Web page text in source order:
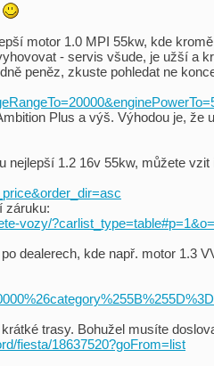
motor 1.0 MPI 55kw, kde
- servis všude, je užší a
peněz, zkuste pohledat ne
Plus a výš. Výhodou je,
nejlepší 1.2 16v 55kw, můžete
záruku:
vozy/
dealerech, kde např. motor 1.3
trasy. Bohužel musíte
fiesta/18637520?goFrom=list